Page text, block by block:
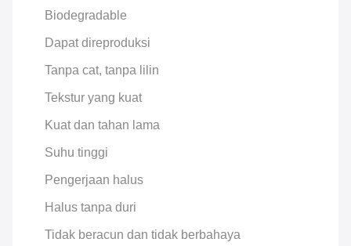
Biodegradable
Dapat direproduksi
Tanpa cat, tanpa lilin
Tekstur yang kuat
Kuat dan tahan lama
Suhu tinggi
Pengerjaan halus
Halus tanpa duri
Tidak beracun dan tidak berbahaya